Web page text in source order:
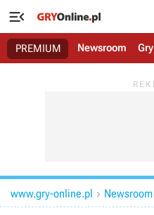

PREMIUM Newsroom Gry
www.gry-online.pl  Newsroom